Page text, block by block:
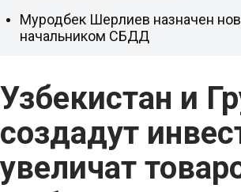
Узбекистан и
создадут
увеличат
Муродбек Шерлиев назначен
начальником СБДД